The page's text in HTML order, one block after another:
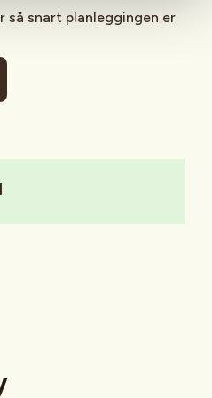
så snart planleggingen er